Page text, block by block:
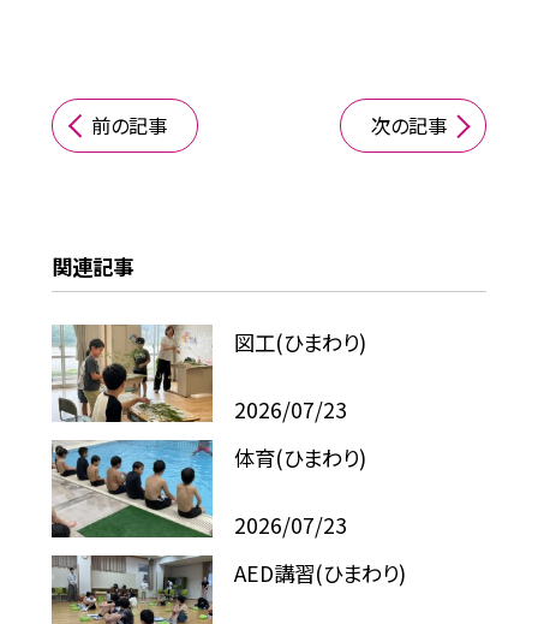
前の記事 次の記事
関連記事
図工(ひまわり)
2026/07/23
体育(ひまわり)
2026/07/23
AED講習(ひまわり)